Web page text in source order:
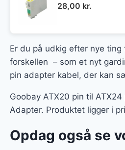
28,00 kr.
Er du på udkig efter nye
forskellen – som et nyt
pin adapter kabel, der kan
Goobay ATX20 pin til
Adapter. Produktet ligger i
Opdag også se